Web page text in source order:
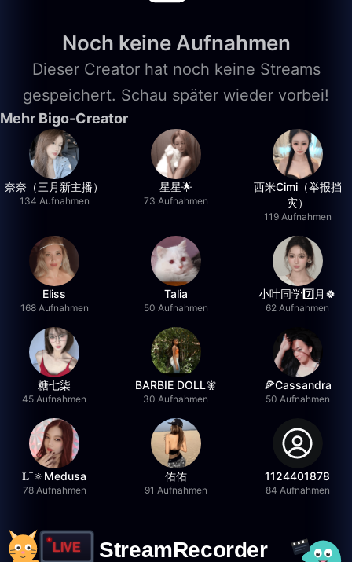
Noch keine Aufnahmen
Dieser Creator hat noch keine Streams
gespeichert. Schau später wieder vorbei!
Mehr Bigo-Creator
奈奈（三月新主播）
134 Aufnahmen
星星🌟
73 Aufnahmen
西米Cimi（举报挡
灾）
119 Aufnahmen
Eliss
168 Aufnahmen
Talia
50 Aufnahmen
小叶同学7️⃣月🍀
62 Aufnahmen
糖七柒
45 Aufnahmen
BARBIE DOLL🧚
30 Aufnahmen
🍕Cassandra
50 Aufnahmen
𝐋ᵀ🔅Medusa
78 Aufnahmen
佑佑
91 Aufnahmen
1124401878
84 Aufnahmen